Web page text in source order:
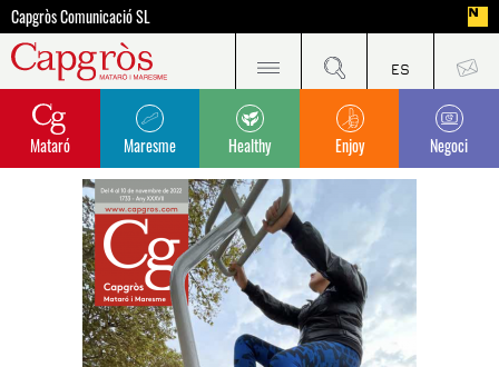
Capgròs Comunicació SL
Mataró Maresme Healthy Enjoy Negoci